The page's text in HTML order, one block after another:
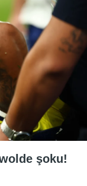
şoku!